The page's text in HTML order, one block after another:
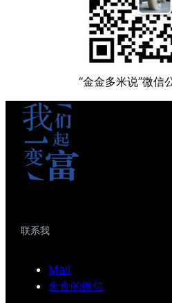
“金金多米说”微信
联系我
Mail
金金的微信